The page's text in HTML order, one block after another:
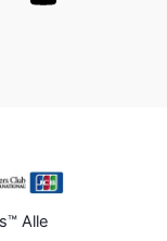
Alle